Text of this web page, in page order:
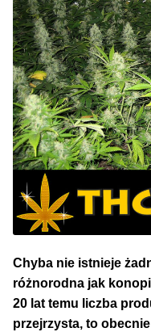
100% Indica
100% Sativa
50% Indica i 50% Sativa
Mix Paczki i Zestawy
Duże Oryginalne
TOP 10 Auto
TOP 10 Indoor
TOP 10 Outdoor
Chyba nie istnieje
różnorodna jak
20 lat temu liczba
przejrzysta, to